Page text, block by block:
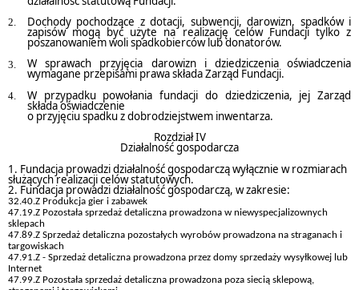
Dochody pochodzące z dotacji, subwencji, darowizn, spadków i
zapisów mogą być użyte na realizację celów Fundacji tylko z
poszanowaniem woli spadkobierców lub donatorów.
W sprawach przyjęcia darowizn i dziedziczenia oświadczenia
wymagane przepisami prawa składa Zarząd Fundacji.
W przypadku powołania fundacji do dziedziczenia, jej Zarząd
składa oświadczenie
o przyjęciu spadku z dobrodziejstwem inwentarza.
Rozdział IV
Działalność gospodarcza
1. Fundacja prowadzi działalność gospodarczą wyłącznie w rozmiarach
służących realizacji celów statutowych.
2. Fundacja prowadzi działalność gospodarczą, w zakresie:
32.40.Z Produkcja gier i zabawek
47.19.Z Pozostała sprzedaż detaliczna prowadzona w niewyspecjalizownych
sklepach
47.89.Z Sprzedaż detaliczna pozostałych wyrobów prowadzona na straganach i
targowiskach
47.91.Z - Sprzedaż detaliczna prowadzona przez domy sprzedaży wysyłkowej lub
Internet
47.99.Z Pozostała sprzedaż detaliczna prowadzona poza siecią sklepową,